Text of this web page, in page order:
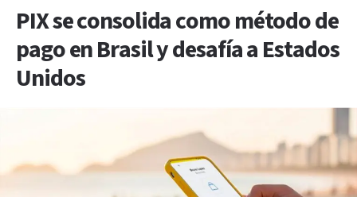
PIX se consolida como método de
pago en Brasil y desafía a Estados
Unidos